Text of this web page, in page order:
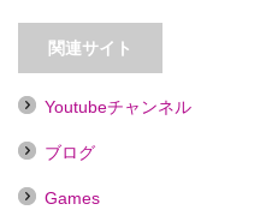
【京急蒲田】スクナビコナ【喫煙
目的店】
関連サイト
Youtubeチャンネル
ブログ
Games